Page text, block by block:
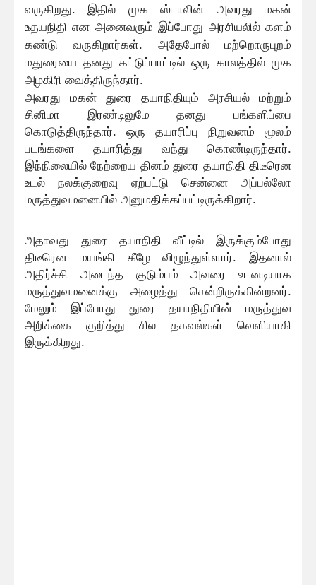
வருகிறது. இதில் முக ஸ்டாலின் அவரது மகன்
உதயநிதி என அனைவரும் இப்போது அரசியலில் களம்
கண்டு வருகிறார்கள். அதேபோல் மற்றொருபுறம்
மதுரையை தனது கட்டுப்பாட்டில் ஒரு காலத்தில் முக
அழகிரி வைத்திருந்தார்.
அவரது மகன் துரை தயாநிதியும் அரசியல் மற்றும்
சினிமா இரண்டிலுமே தனது பங்களிப்பை
கொடுத்திருந்தார். ஒரு தயாரிப்பு நிறுவனம் மூலம்
படங்களை தயாரித்து வந்து கொண்டிருந்தார்.
இந்நிலையில் நேற்றைய தினம் துரை தயாநிதி திடீரென
உடல் நலக்குறைவு ஏற்பட்டு சென்னை அப்பல்லோ
மருத்துவமனையில் அனுமதிக்கப்பட்டிருக்கிறார்.
அதாவது துரை தயாநிதி வீட்டில் இருக்கும்போது
திடீரென மயங்கி கீழே விழுந்துள்ளார். இதனால்
அதிர்ச்சி அடைந்த குடும்பம் அவரை உடனடியாக
மருத்துவமனைக்கு அழைத்து சென்றிருக்கின்றனர்.
மேலும் இப்போது துரை தயாநிதியின் மருத்துவ
அறிக்கை குறித்து சில தகவல்கள் வெளியாகி
இருக்கிறது.